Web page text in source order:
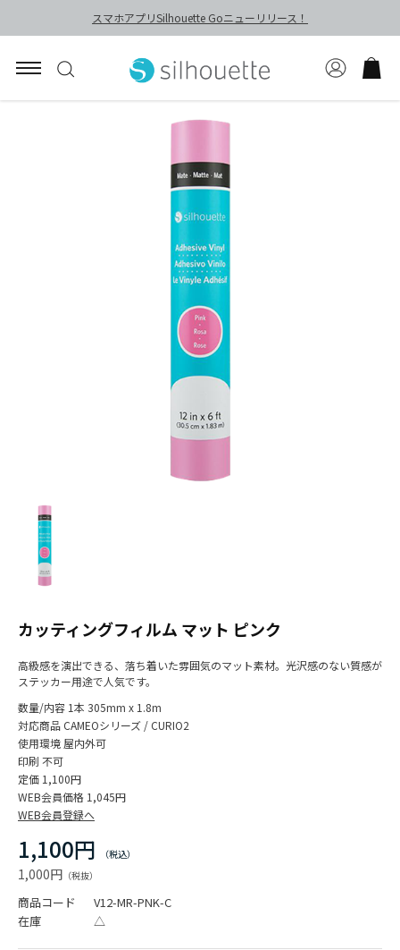
スマホアプリSilhouette Goニューリリース！
カッティングフィルム マット ピンク
高級感を演出できる、落ち着いた雰囲気のマット素材。光沢感のない質感が
ステッカー用途で人気です。
1,100円
1,000円
商品コード
V12-MR-PNK-C
在庫
△
数量/内容 1本 305mm x 1.8m
対応商品CAMEOシリーズ / CURIO2
使用環境 屋内外可
印刷 不可
定価 1,100円
WEB会員価格 1,045円
WEB会員登録へ